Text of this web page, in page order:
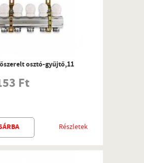
osztó-gyűjtő,11
Ft
Részletek